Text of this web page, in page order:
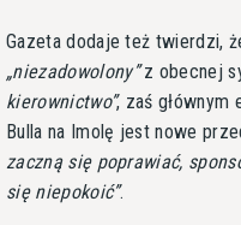
Gazeta dodaje też twierdzi,
niezadowolony z obecnej
kierownictwo , zaś głównym
Bulla na Imolę jest nowe
zaczną się poprawiać,
się niepokoić .